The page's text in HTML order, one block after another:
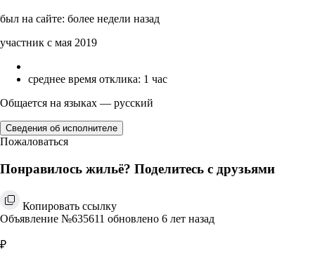
был на сайте: более недели назад
участник с мая 2019
среднее время отклика: 1 час
Общается на языках — русский
Сведения об исполнителе
Пожаловаться
Понравилось жильё? Поделитесь с друзьями
Копировать ссылку
Объявление №635611 обновлено 6 лет назад
₽